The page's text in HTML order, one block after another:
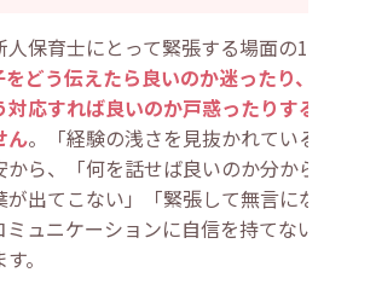
保育士にとって緊張する場面の1つで
どう伝えたら良いのか迷ったり、急な
応すれば良いのか戸惑ったりすること
ん。「経験の浅さを見抜かれているので
ら、「何を話せば良いのか分からな
出てこない」「緊張して無言になって
ュニケーションに自信を持てないケー
。